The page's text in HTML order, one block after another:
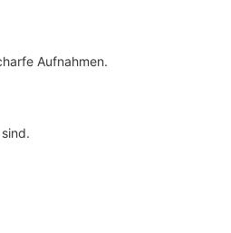
Aufnahmen.